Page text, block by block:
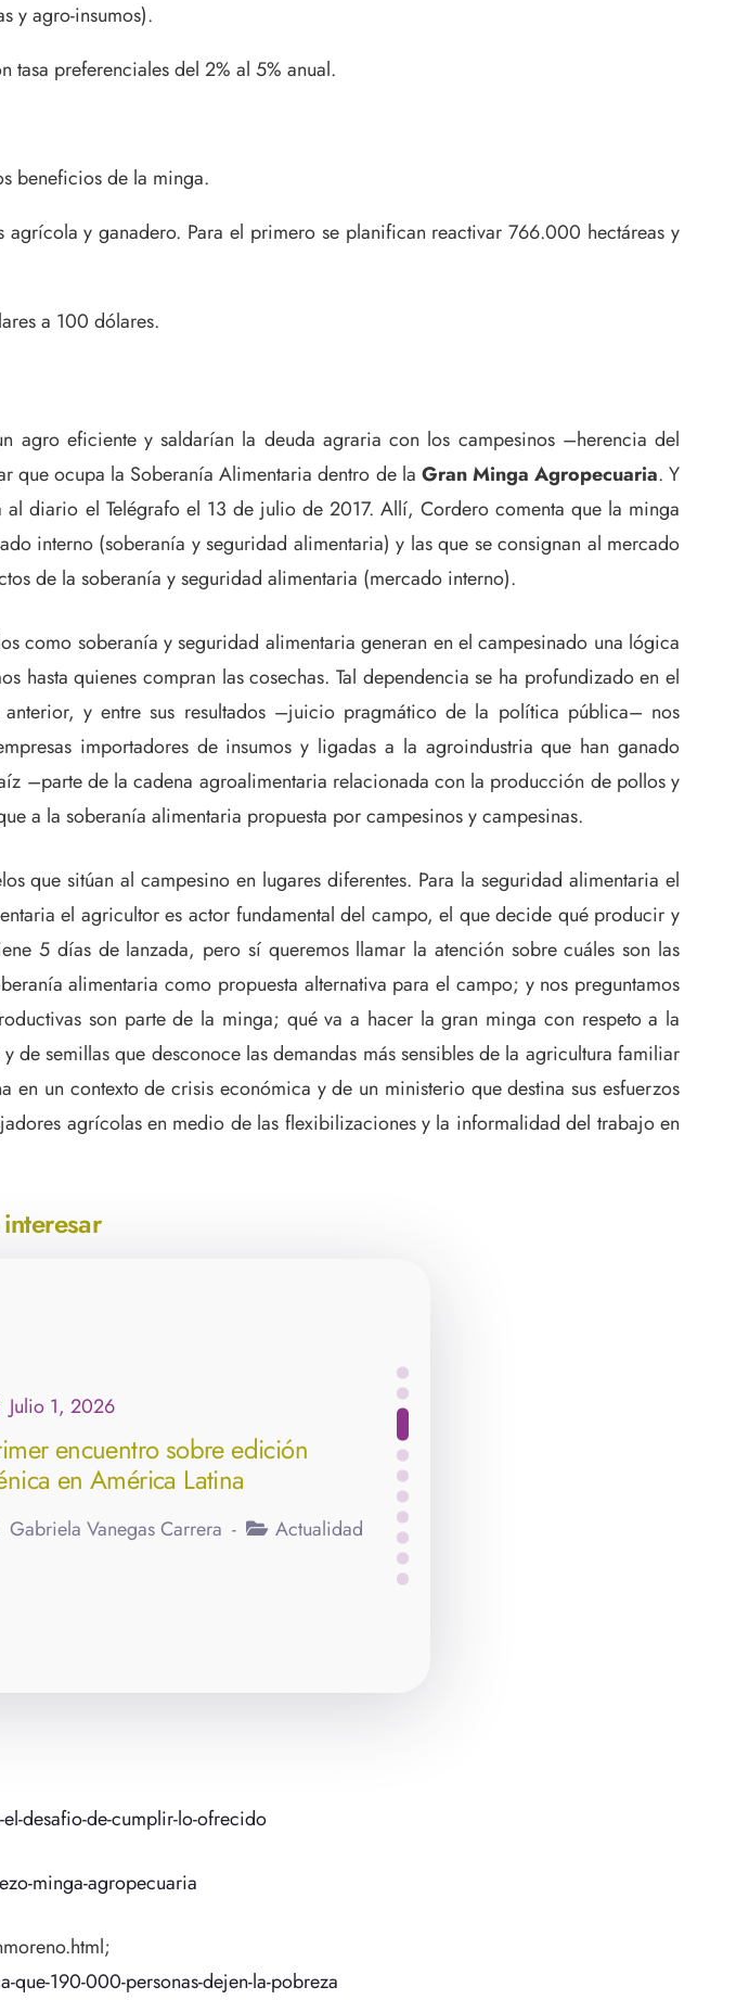
y agro-insumos).
preferenciales del 2% al 5% anual.
beneficios de la minga.
y ganadero. Para el primero se planifican reactivar 766.000 hectáreas y
a 100 dólares.
agro eficiente y saldarían la deuda agraria con los campesinos –herencia del
que ocupa la Soberanía Alimentaria dentro de la Gran Minga Agropecuaria. Y
diario el Telégrafo el 13 de julio de 2017. Allí, Cordero comenta que la minga
interno (soberanía y seguridad alimentaria) y las que se consignan al mercado
de la soberanía y seguridad alimentaria (mercado interno).
soberanía y seguridad alimentaria generan en el campesinado una lógica
hasta quienes compran las cosechas. Tal dependencia se ha profundizado en el
y entre sus resultados –juicio pragmático de la política pública– nos
importadores de insumos y ligadas a la agroindustria que han ganado
–parte de la cadena agroalimentaria relacionada con la producción de pollos y
a la soberanía alimentaria propuesta por campesinos y campesinas.
que sitúan al campesino en lugares diferentes. Para la seguridad alimentaria el
el agricultor es actor fundamental del campo, el que decide qué producir y
5 días de lanzada, pero sí queremos llamar la atención sobre cuáles son las
alimentaria como propuesta alternativa para el campo; y nos preguntamos
son parte de la minga; qué va a hacer la gran minga con respeto a la
semillas que desconoce las demandas más sensibles de la agricultura familiar
un contexto de crisis económica y de un ministerio que destina sus esfuerzos
agrícolas en medio de las flexibilizaciones y la informalidad del trabajo en
Julio 1, 2026
encuentro sobre edición
en América Latina
Gabriela Vanegas Carrera Actualidad
desafio-de-cumplir-lo-ofrecido
minga-agropecuaria
190-000-personas-dejen-la-pobreza